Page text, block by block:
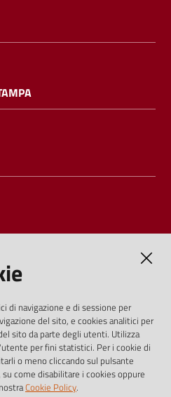
riutilizzabili solo alle condizioni
2003/98/CE e dal d.lgs.
di navigazione e di sessione per
del sito, e cookies analitici per
sito da parte degli utenti. Utilizza
per fini statistici. Per i cookie di
o meno cliccando sul pulsante
come disabilitare i cookies oppure
Cookie Policy.